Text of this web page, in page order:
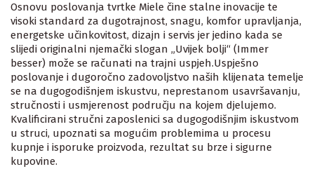
Osnovu poslovanja tvrtke Miele čine stalne inovacije te
visoki standard za dugotrajnost, snagu, komfor upravljanja,
energetske učinkovitost, dizajn i servis jer jedino kada se
slijedi originalni njemački slogan „Uvijek bolji“ (Immer
besser) može se računati na trajni uspjeh.Uspješno
poslovanje i dugoročno zadovoljstvo naših klijenata temelje
se na dugogodišnjem iskustvu, neprestanom usavršavanju,
stručnosti i usmjerenost području na kojem djelujemo.
Kvalificirani stručni zaposlenici sa dugogodišnjim iskustvom
u struci, upoznati sa mogućim problemima u procesu
kupnje i isporuke proizvoda, rezultat su brze i sigurne
kupovine.